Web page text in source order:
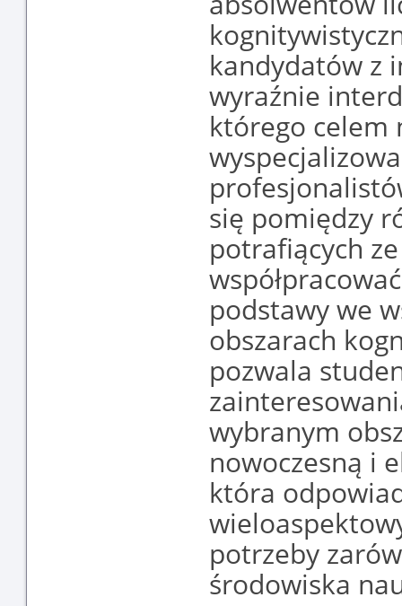
kandydatów z
wyraźnie
którego celem
się pomiędzy
potrafiących
podstawy we
obszarach
pozwala
wybranym
nowoczesną i
która
potrzeby
środowiska